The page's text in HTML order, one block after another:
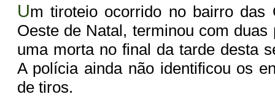
Um tiroteio ocorrido no bairro das
Oeste de Natal, terminou com duas
uma morta no final da tarde desta
A polícia ainda não identificou os
de tiros.